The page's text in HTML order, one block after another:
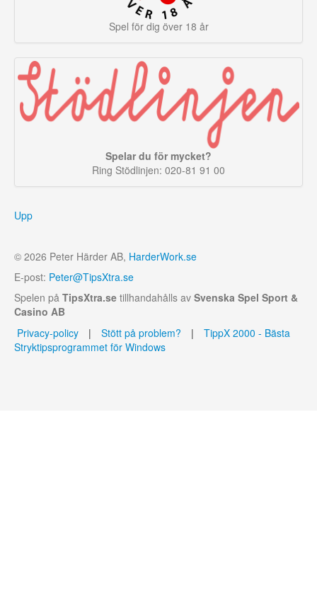
Spel för dig över 18 år
Spelar du för mycket?
Ring Stödlinjen: 020-81 91 00
Upp
© 2026 Peter Härder AB, HarderWork.se
E-post: Peter@TipsXtra.se
Spelen på TipsXtra.se tillhandahålls av Svenska Spel Sport &
Casino AB
Privacy-policy
| Stött på problem? |
TippX 2000 - Bästa
Stryktipsprogrammet för Windows